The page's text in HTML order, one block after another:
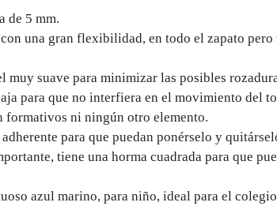
de 5 mm.
una gran flexibilidad, en todo el zapato
muy suave para minimizar las posibles
para que no interfiera en el movimiento del
ni ningún otro elemento.
para que puedan ponérselo y
tiene una horma cuadrada para que
azul marino, para niño, ideal para el